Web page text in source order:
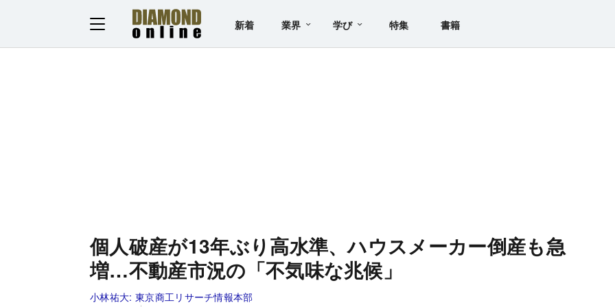
新着 業界 学び 特集 書籍
個人破産が13年ぶり高水準、ハウスメーカー倒産も急
増…不動産市況の「不気味な兆候」
小林祐大: 東京商工リサーチ情報本部